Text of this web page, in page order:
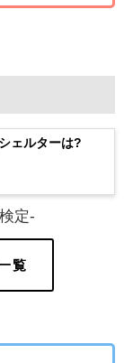
ェルターは?
定-
覧